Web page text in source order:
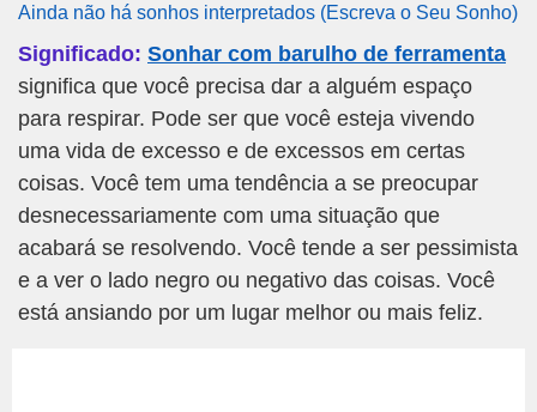
Ainda não há sonhos interpretados (Escreva o Seu Sonho)
Significado: Sonhar com barulho de ferramenta
significa que você precisa dar a alguém espaço
para respirar. Pode ser que você esteja vivendo
uma vida de excesso e de excessos em certas
coisas. Você tem uma tendência a se preocupar
desnecessariamente com uma situação que
acabará se resolvendo. Você tende a ser pessimista
e a ver o lado negro ou negativo das coisas. Você
está ansiando por um lugar melhor ou mais feliz.